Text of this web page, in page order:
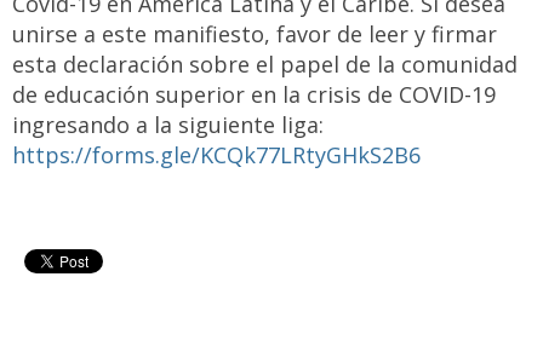
unirse a este manifiesto, favor de leer y firmar
esta declaración sobre el papel de la comunidad
de educación superior en la crisis de COVID-19
ingresando a la siguiente liga:
https://forms.gle/KCQk77LRtyGHkS2B6